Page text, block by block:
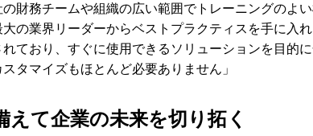
の財務チームや組織の広い範囲でトレーニングのよ
の業界リーダーからベストプラクティスを手に入れ
ており、すぐに使用できるソリューションを目的
タマイズもほとんど必要ありません」
えて企業の未来を切り拓く